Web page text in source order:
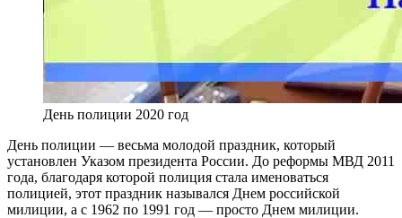
День полиции 2020 год
День полиции — весьма молодой праздник, который
установлен Указом президента России. До реформы МВД 2011
года, благодаря которой полиция стала именоваться
полицией, этот праздник назывался Днем российской
милиции, а с 1962 по 1991 год — просто Днем милиции.